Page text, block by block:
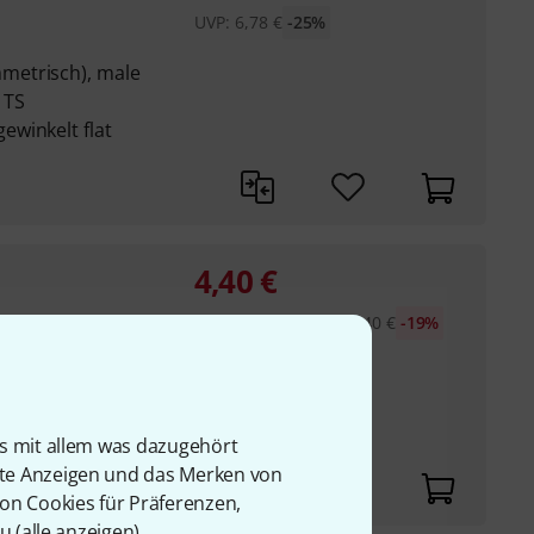
mit allem was dazugehört
Anzeigen und das Merken von
Cookies für Präferenzen,
male
flat
UVP: 6,78 € -25%
4,40€
30-Tage-Bestpreis:5,40 € -19%